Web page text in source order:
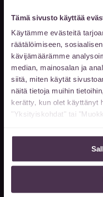
Tämä sivusto käyttää
Käytämme evästeitä
räätälöimiseen,
kävijämäärämme
median, mainosalan ja
siitä, miten käytät
näitä tietoja muihin
kerätty, kun olet käyttänyt
"Yksityiskohdat" tai
014